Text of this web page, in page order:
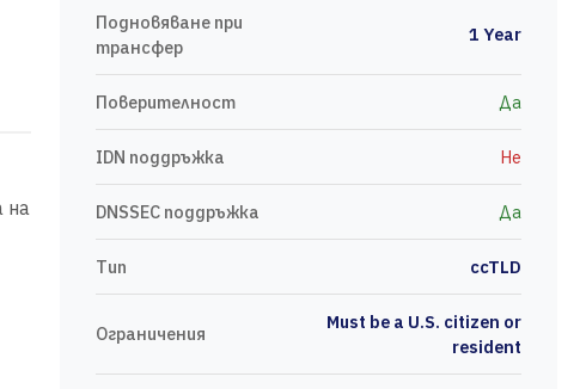
на
Подновяване при
трансфер
1 Year
Поверителност Да
IDN поддръжка Не
DNSSEC поддръжка Да
Тип ccTLD
Ограничения
Must be a U.S. citizen or
resident